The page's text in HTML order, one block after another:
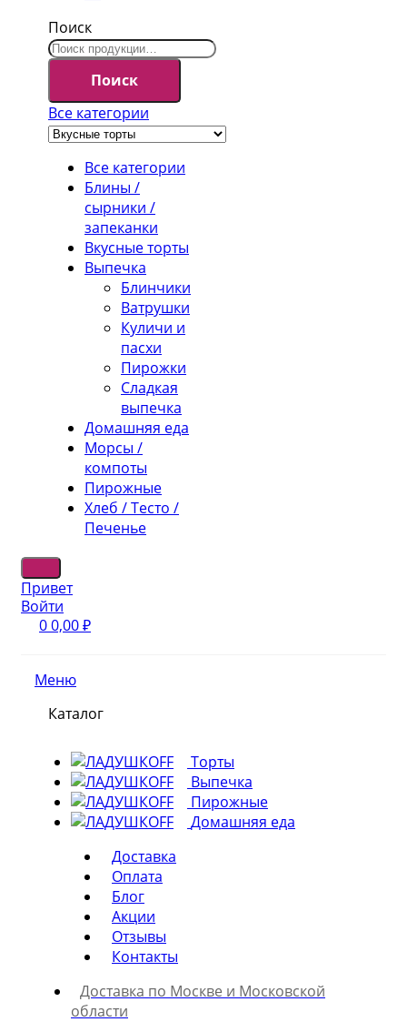
Поиск
Поиск
Все категории
Все категории
Блины /
сырники /
запеканки
Вкусные торты
Выпечка
Блинчики
Ватрушки
Куличи и
пасхи
Пирожки
Сладкая
выпечка
Домашняя еда
Морсы /
компоты
Пирожные
Хлеб / Тесто /
Печенье
Привет
Войти
00,00₽
Меню
Каталог
Торты
Выпечка
Пирожные
Домашняя еда
Доставка
Оплата
Блог
Акции
Отзывы
Контакты
Доставка по Москве и Московской
области